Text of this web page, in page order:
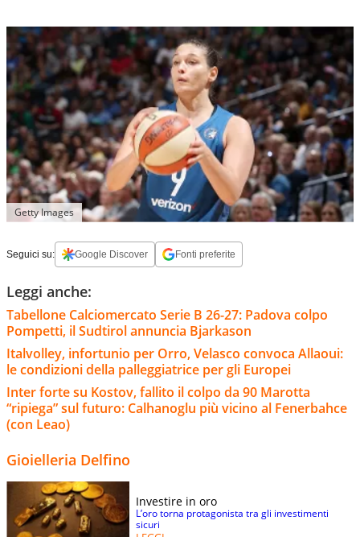
Getty Images
Seguici su: Google Discover Fonti preferite
Leggi anche:
Tabellone Calciomercato Serie B 26-27: Padova colpo
Pompetti, il Sudtirol annuncia Bjarkason
Italvolley, infortunio per Orro, Velasco convoca Allaoui:
le condizioni della palleggiatrice per gli Europei
Inter forte su Kostov, fallito il colpo da 90 Marotta
“ripiega” sul futuro: Calhanoglu più vicino al Fenerbahce
(con Leao)
Gioielleria Delfino
Investire in oro
L’oro torna protagonista tra gli investimenti
sicuri